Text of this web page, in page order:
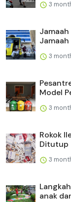
3
Jamaah
3
Model
3
Rokok
Ditutup
3
anak